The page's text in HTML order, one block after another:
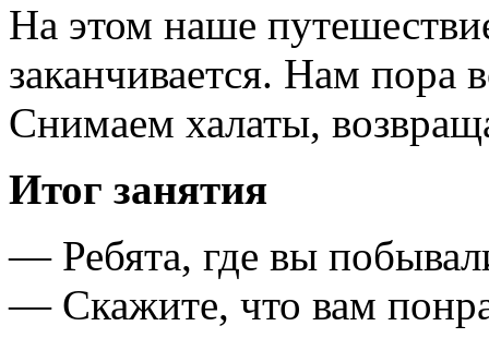
На этом наше
заканчивается. Нам пора
Снимаем халаты,
Итог занятия
— Ребята, где вы
— Скажите, что вам